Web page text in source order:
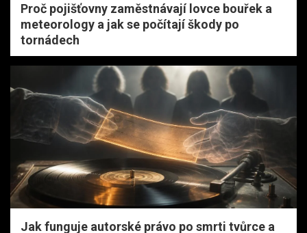
Proč pojišťovny zaměstnávají lovce bouřek a
meteorology a jak se počítají škody po
tornádech
Jak funguje autorské právo po smrti tvůrce a